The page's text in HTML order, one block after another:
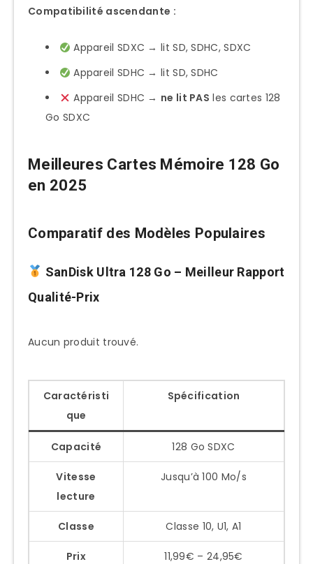
Compatibilité ascendante :
Appareil SDXC → lit SD, SDHC, SDXC
Appareil SDHC → lit SD, SDHC
Appareil SDHC → ne lit PAS les cartes 128
Go SDXC
Meilleures Cartes Mémoire 128 Go
en 2025
Comparatif des Modèles Populaires
SanDisk Ultra 128 Go – Meilleur Rapport
Qualité-Prix
Aucun produit trouvé.
Caractéristi
que
Spécification
Capacité 128 Go SDXC
Vitesse
lecture
Jusqu’à 100 Mo/s
Classe Classe 10, U1, A1
Prix 11,99€ – 24,95€